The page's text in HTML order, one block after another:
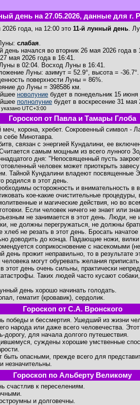
день на 27.05.2026, данные для г.
года, на 12:00 это 11-й лунный день.
слабая.
день начался во вторник 26 мая 2026 года в
мая 2026 года в 16:41.
в 02:04. Восход Луны в 16:41.
Луны: азимут = 52.9°, высота = -36.7°.
поверхности Луны = 86%.
до Луны = 398586 км.
новолуние будет в понедельник 15 июня
полнолуние будет в воскресение 31 мая
UTC+3:00
Гороскоп от Павла и Тамары Глоба
корона, хребет. Сокровенный символ -
себе Минотавра.
связан с энергией Кундалини, ее
самым мощным из всего лунного
дня: "Непосвященный пусть
человек может приоткрыть
Тайной Кундалини владеют посвященные
родился в этот день.
осторожность и внимательность в
кое-какие очистительные процедуры,
и магические действия, но во
Если человек ничего не знает или
не занимается в этот день. Люди,
не должны перегружаться, не должны
хлеб не резать в этот день. Бросать начатое
доводить до конца. Падающие ножи,
соприкосновение с насекомыми
день прожит неправильно, то в результате
могут обуревать желания приписать
день очень сильны, практически
Таких людей часто кусают
день хорошо начинать голодать.
гематит (кровавик), сердолик.
Гороскоп от С.А. Вронского
победы и бессмертия. Ушедший из жизни
народа или даже всего человечества.
дорогу, для начала долгого путешествия.
суждены хорошие умственные
быть опасными, прежде всего для
незначительны.
Гороскоп по Альберту Великому
счастлив к переселениям.
и долговечны.